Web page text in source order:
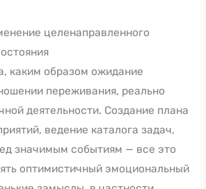
целенаправленного
каким образом ожидание
переживания, реально
деятельности. Создание плана
ведение каталога задач,
значимым событиям — все это
оптимистичный эмоциональный